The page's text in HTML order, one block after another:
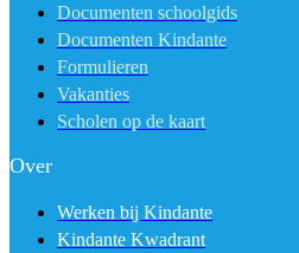
Documenten schoolgids
Documenten Kindante
Formulieren
Vakanties
Scholen op de kaart
Over
Werken bij Kindante
Kindante Kwadrant